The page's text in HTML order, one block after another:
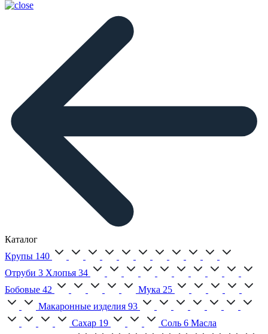
Каталог
Крупы 140
Отруби 3 Хлопья 34
Бобовые 42 Мука 25
Макаронные изделия 93
Сахар 19 Соль 6 Масла